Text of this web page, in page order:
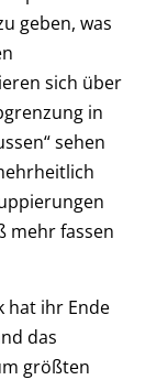
geben, was
sich über
in
sehen
mehr fassen
hat ihr Ende
das
größten